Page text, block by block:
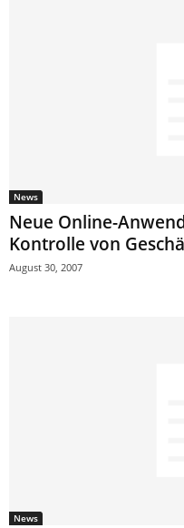
News
Neue Online-
Kontrolle von
August 30, 2007
News